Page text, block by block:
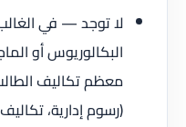
لا توجد — في
البكالوريوس أو
معظم تكاليف
(رسوم إدارية،